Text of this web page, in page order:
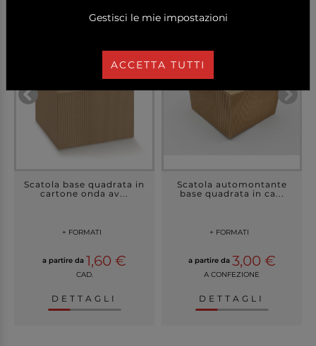
Scatola base quadrata in
cartone onda av...
+ FORMATI
a partire da 1,60 €
CAD.
DETTAGLI
Scatola automontante
base quadrata in ca...
+ FORMATI
a partire da 3,00 €
A CONFEZIONE
DETTAGLI
Gestisci le mie impostazioni
ACCETTA TUTTI